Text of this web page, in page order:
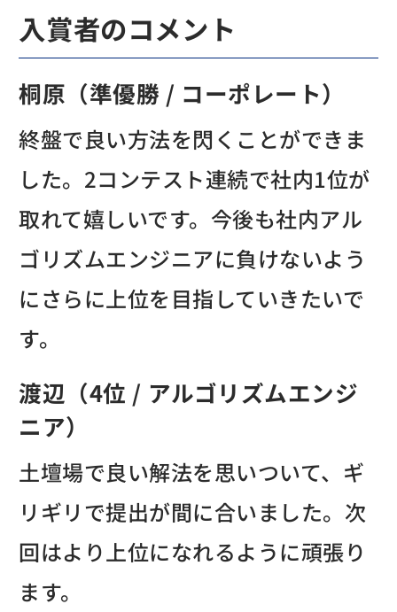
入賞者のコメント
桐原（準優勝 / コーポレート）
終盤で良い方法を閃くことができま
した。2コンテスト連続で社内1位が
取れて嬉しいです。今後も社内アル
ゴリズムエンジニアに負けないよう
にさらに上位を目指していきたいで
す。
渡辺（4位 / アルゴリズムエンジ
ニア）
土壇場で良い解法を思いついて、ギ
リギリで提出が間に合いました。次
回はより上位になれるように頑張り
ます。